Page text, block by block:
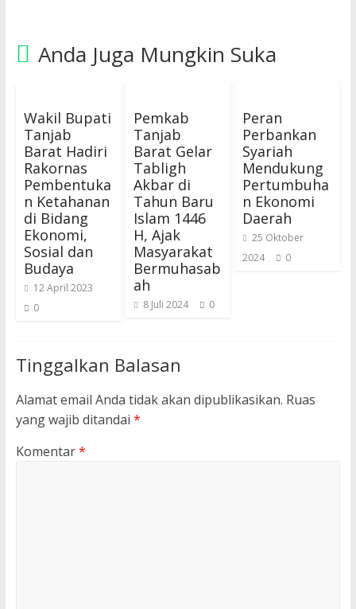
Anda Juga Mungkin Suka
Wakil Bupati
Tanjab
Barat Hadiri
Rakornas
Pembentuka
n Ketahanan
di Bidang
Ekonomi,
Sosial dan
Budaya
12 April 2023
0
Pemkab
Tanjab
Barat Gelar
Tabligh
Akbar di
Tahun Baru
Islam 1446
H, Ajak
Masyarakat
Bermuhasab
ah
8 Juli 2024 0
Peran
Perbankan
Syariah
Mendukung
Pertumbuha
n Ekonomi
Daerah
25 Oktober
2024
0
Tinggalkan Balasan
Alamat email Anda tidak akan dipublikasikan. Ruas
yang wajib ditandai *
Komentar*